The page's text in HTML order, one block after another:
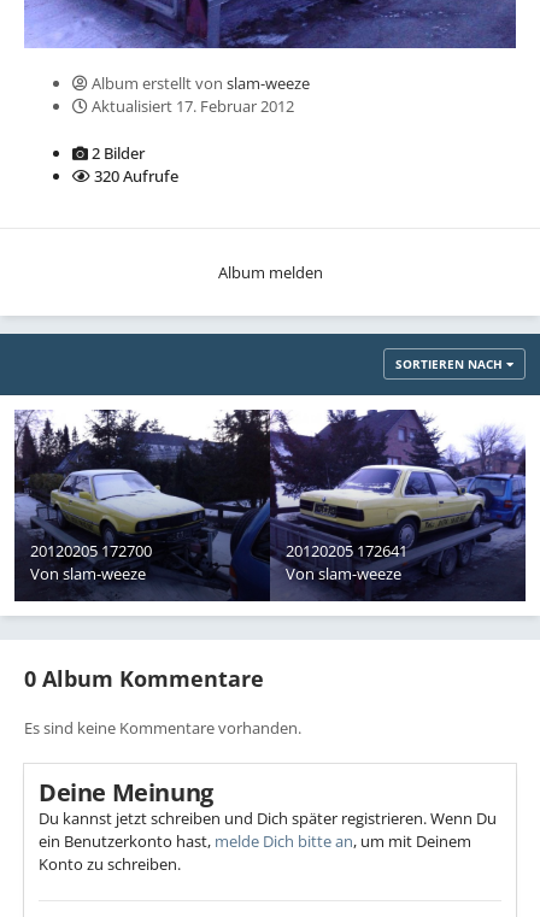
Album erstellt von slam-weeze
Aktualisiert 17. Februar 2012
2 Bilder
320 Aufrufe
Album melden
SORTIEREN NACH
20120205 172700
Von slam-weeze
20120205 172641
Vonslam-weeze
0 Album Kommentare
Es sind keine Kommentare vorhanden.
Deine Meinung
Du kannst jetzt schreiben und Dich später registrieren. Wenn Du
ein Benutzerkonto hast, melde Dich bitte an, um mit Deinem
Konto zu schreiben.